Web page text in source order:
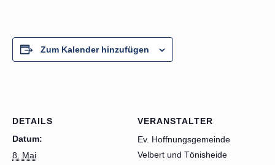
Zum Kalender hinzufügen
DETAILS
Datum:
8. Mai
VERANSTALTER
Ev. Hoffnungsgemeinde
Velbert und Tönisheide